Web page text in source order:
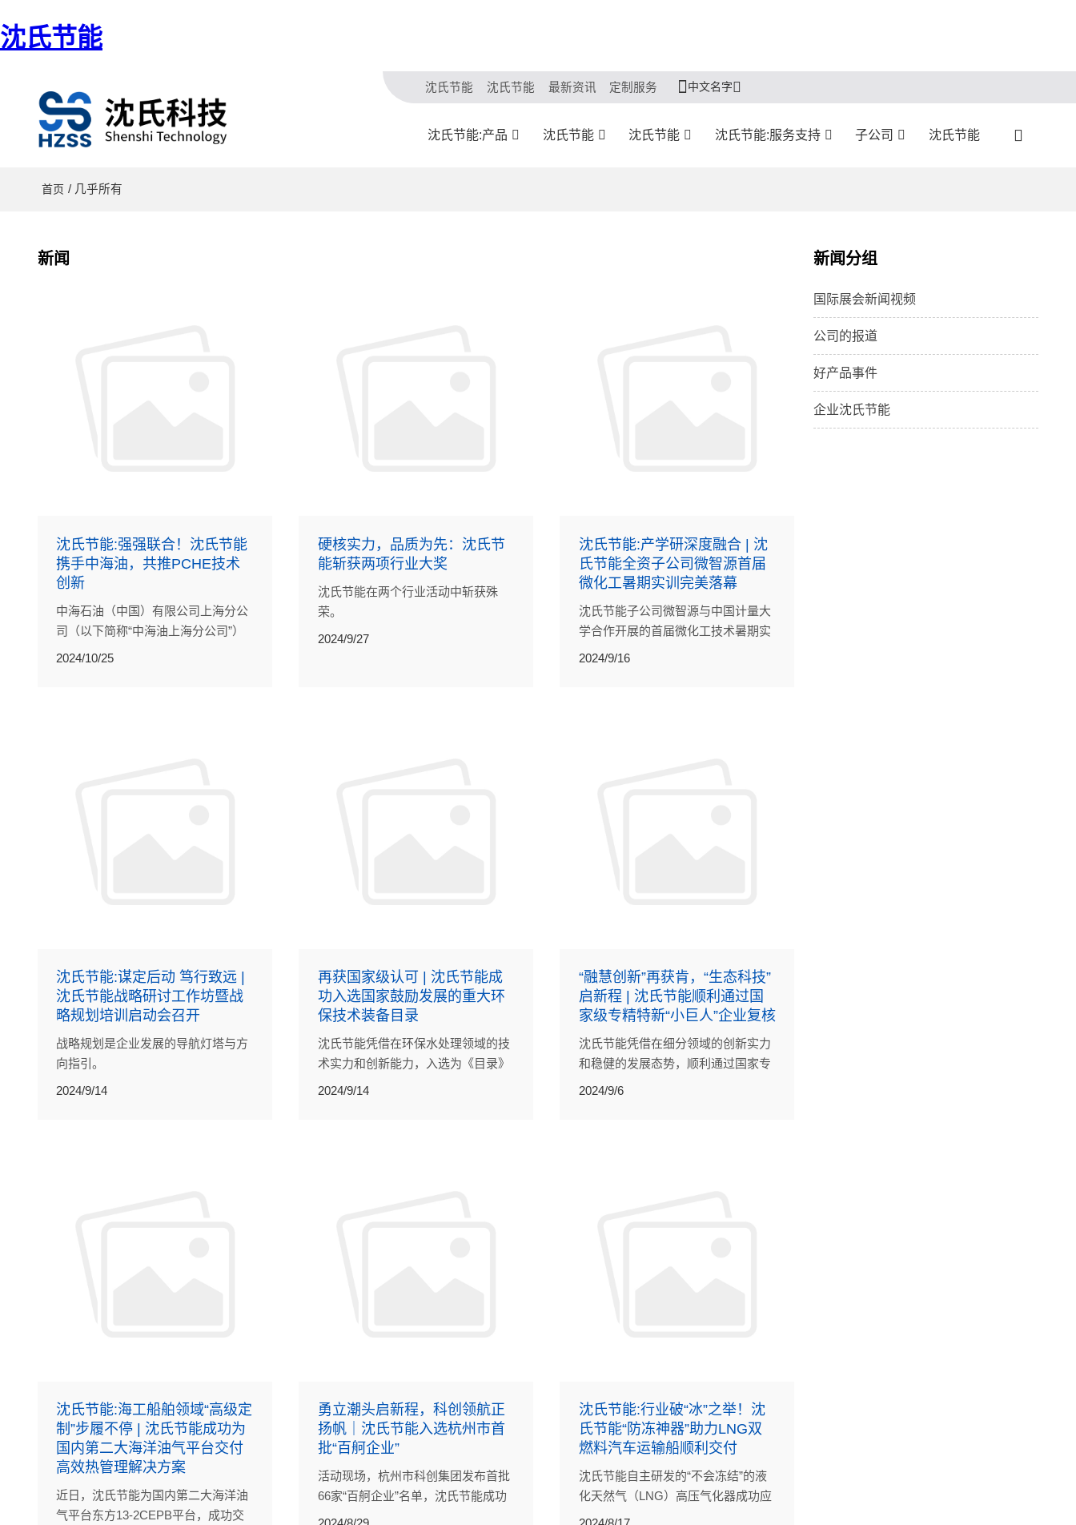
沈氏节能
沈氏节能 沈氏节能 最新资讯 定制服务 中文名字
沈氏节能:产品 沈氏节能 沈氏节能 沈氏节能:服务支持 子公司 沈氏节能
首页 / 几乎所有
新闻
沈氏节能:强强联合！沈氏节能
携手中海油，共推PCHE技术
创新
中海石油（中国）有限公司上海分公
司（以下简称“中海油上海分公司”）
的沈氏节能到访沈氏节能。双方围绕
2024/10/25
硬核实力，品质为先：沈氏节
能斩获两项行业大奖
沈氏节能在两个行业活动中斩获殊
荣。
2024/9/27
沈氏节能:产学研深度融合 | 沈
氏节能全资子公司微智源首届
微化工暑期实训完美落幕
沈氏节能子公司微智源与中国计量大
学合作开展的首届微化工技术暑期实
习生培训圆满结束。
2024/9/16
沈氏节能:谋定后动 笃行致远 |
沈氏节能战略研讨工作坊暨战
略规划培训启动会召开
战略规划是企业发展的导航灯塔与方
向指引。
2024/9/14
再获国家级认可 | 沈氏节能成
功入选国家鼓励发展的重大环
保技术装备目录
沈氏节能凭借在环保水处理领域的技
术实力和创新能力，入选为《目录》
中水污染防治版块“超临界水氧化成套
2024/9/14
“融慧创新”再获肯，“生态科技”
启新程 | 沈氏节能顺利通过国
家级专精特新“小巨人”企业复核
沈氏节能凭借在细分领域的创新实力
和稳健的发展态势，顺利通过国家专
精特新“小巨人”企业复核。
2024/9/6
沈氏节能:海工船舶领域“高级定
制”步履不停 | 沈氏节能成功为
国内第二大海洋油气平台交付
高效热管理解决方案
近日，沈氏节能为国内第二大海洋油
气平台东方13-2CEPB平台，成功交
勇立潮头启新程，科创领航正
扬帆｜沈氏节能入选杭州市首
批“百舸企业”
活动现场，杭州市科创集团发布首批
66家“百舸企业”名单，沈氏节能成功
入围。
沈氏节能:行业破“冰”之举！沈
氏节能“防冻神器”助力LNG双
燃料汽车运输船顺利交付
沈氏节能自主研发的“不会冻结”的液
化天然气（LNG）高压气化器成功应
用于两艘双燃料汽车滚装船，助力其
新闻分组
国际展会新闻视频
公司的报道
好产品事件
企业沈氏节能